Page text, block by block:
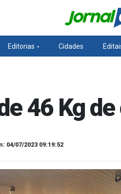
Editorias Cidades
46 Kg
04/07/2023 09:19:52